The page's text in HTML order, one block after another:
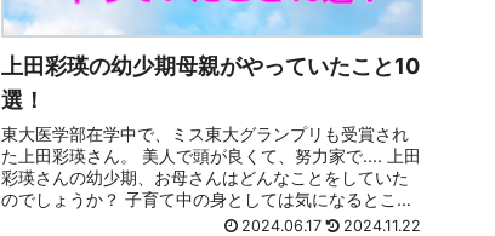
上田彩瑛の幼少期母親がやっていたこと10
選！
東大医学部在学中で、ミス東大グランプリも受賞され
た上田彩瑛さん。 美人で頭が良くて、努力家で.... 上田
彩瑛さんの幼少期、お母さんはどんなことをしていた
のでしょうか？ 子育て中の身としては気になるところ
です そこで、この記事では 上田彩瑛...
2024.06.17 2024.11.22